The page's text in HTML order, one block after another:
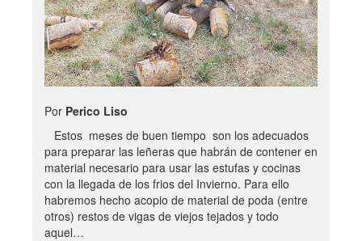
Por Perico Liso
Estos meses de buen tiempo son los adecuados
para preparar las leñeras que habrán de contener en
material necesario para usar las estufas y cocinas
con la llegada de los frios del Invierno. Para ello
habremos hecho acopio de material de poda (entre
otros) restos de vigas de viejos tejados y todo
aquel…